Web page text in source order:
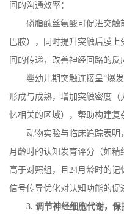
间的沟通效率：
磷脂酰丝氨酸可促进突触
巴胺），同时提升突触后膜
间的传递，改善神经回路的反
婴幼儿期突触连接呈“爆
形成与成熟，增加突触密度
忆相关的区域），帮助构建复
动物实验与临床追踪表明
月龄时的认知发育评分（如
高于对照组，且 24月龄时的记
信号传导优化对认知功能的促
3.调节神经细胞代谢，保